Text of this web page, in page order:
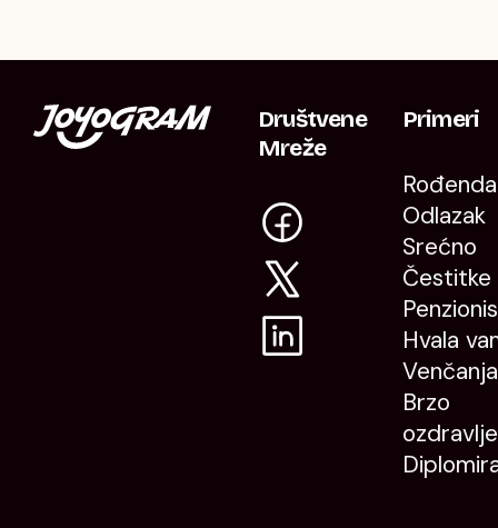
Društvene
Mreže
Primeri
Odlazak
Srećno
Čestitke
Hvala
Venčanja
Brzo